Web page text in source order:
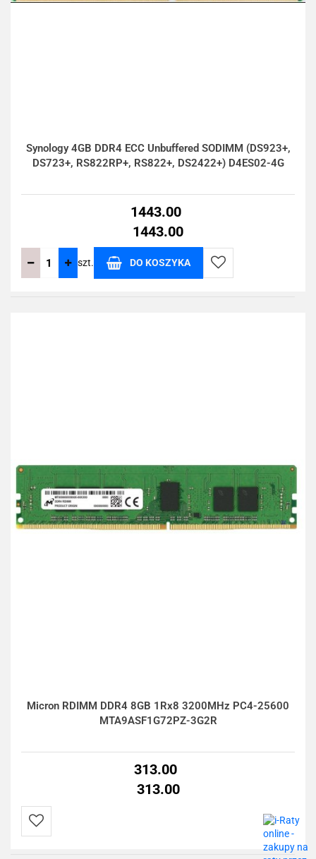
Synology 4GB DDR4 ECC Unbuffered SODIMM (DS923+,
DS723+, RS822RP+, RS822+, DS2422+) D4ES02-4G
1443.00
1443.00
szt. DO KOSZYKA
Do
Micron RDIMM DDR4 8GB 1Rx8 3200MHz PC4-25600
MTA9ASF1G72PZ-3G2R
313.00
313.00
Do